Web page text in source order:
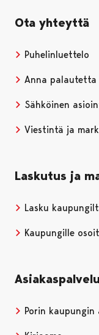
Ota yhteyttä
Puhelinluettelo
Anna palautetta
Sähköinen
Viestintä ja
Laskutus ja
Lasku
Kaupungille
Porin kaupungin